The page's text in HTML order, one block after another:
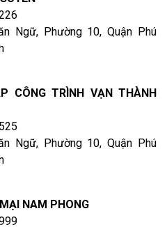
Ngữ, Phường 10, Quận Phú
CÔNG TRÌNH VẠN THÀNH
Ngữ, Phường 10, Quận Phú
NAM PHONG